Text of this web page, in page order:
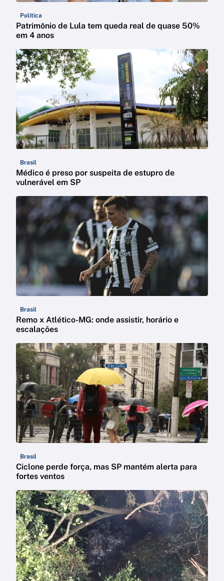
Política
Patrimônio de Lula tem queda real de quase 50%
em 4 anos
Brasil
Médico é preso por suspeita de estupro de
vulnerável em SP
Brasil
Remo x Atlético-MG: onde assistir, horário e
escalações
Brasil
Ciclone perde força, mas SP mantém alerta para
fortes ventos